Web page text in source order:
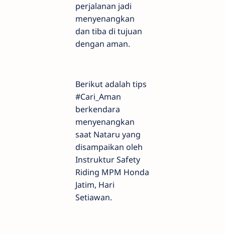
perjalanan jadi
menyenangkan
dan tiba di tujuan
dengan aman.
Berikut adalah tips
#Cari_Aman
berkendara
menyenangkan
saat Nataru yang
disampaikan oleh
Instruktur Safety
Riding MPM Honda
Jatim, Hari
Setiawan.